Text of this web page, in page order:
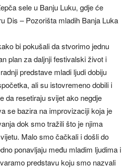
sele u Banju Luku, gdje će
Dis – Pozorišta mladih Banja Luka
bi pokušali da stvorimo jednu
plan za daljnji festivalski život i
predstave mladi ljudi dobiju
ali su istovremeno dobili i
da resetiraju svijet ako negdje
se bazira na improvizaciji koja je
dok smo tražili što je njima
Malo smo čačkali i došli do
ponavljaju među mladim ljudima i
predstavu koju smo nazvali